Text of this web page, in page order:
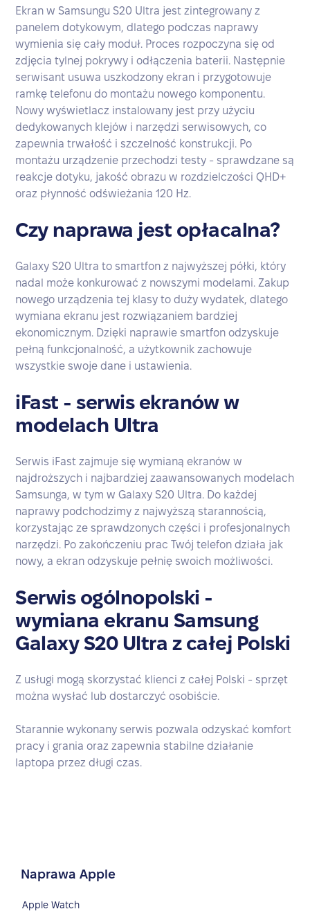
Ekran w Samsungu S20 Ultra jest zintegrowany z
panelem dotykowym, dlatego podczas naprawy
wymienia się cały moduł. Proces rozpoczyna się od
zdjęcia tylnej pokrywy i odłączenia baterii. Następnie
serwisant usuwa uszkodzony ekran i przygotowuje
ramkę telefonu do montażu nowego komponentu.
Nowy wyświetlacz instalowany jest przy użyciu
dedykowanych klejów i narzędzi serwisowych, co
zapewnia trwałość i szczelność konstrukcji. Po
montażu urządzenie przechodzi testy - sprawdzane są
reakcje dotyku, jakość obrazu w rozdzielczości QHD+
oraz płynność odświeżania 120 Hz.
Czy naprawa jest opłacalna?
Galaxy S20 Ultra to smartfon z najwyższej półki, który
nadal może konkurować z nowszymi modelami. Zakup
nowego urządzenia tej klasy to duży wydatek, dlatego
wymiana ekranu jest rozwiązaniem bardziej
ekonomicznym. Dzięki naprawie smartfon odzyskuje
pełną funkcjonalność, a użytkownik zachowuje
wszystkie swoje dane i ustawienia.
iFast - serwis ekranów w
modelach Ultra
Serwis iFast zajmuje się wymianą ekranów w
najdroższych i najbardziej zaawansowanych modelach
Samsunga, w tym w Galaxy S20 Ultra. Do każdej
naprawy podchodzimy z najwyższą starannością,
korzystając ze sprawdzonych części i profesjonalnych
narzędzi. Po zakończeniu prac Twój telefon działa jak
nowy, a ekran odzyskuje pełnię swoich możliwości.
Serwis ogólnopolski -
wymiana ekranu Samsung
Galaxy S20 Ultra z całej Polski
Z usługi mogą skorzystać klienci z całej Polski - sprzęt
można wysłać lub dostarczyć osobiście.
Starannie wykonany serwis pozwala odzyskać komfort
pracy i grania oraz zapewnia stabilne działanie
laptopa przez długi czas.
Naprawa Apple
Apple Watch